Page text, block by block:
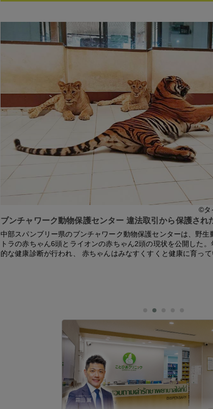
©タ
ブンチャワーク動物保護センター 違法取引から保護され
中部スパンブリー県のブンチャワーク動物保護センターは、野生
トラの赤ちゃん6頭とライオンの赤ちゃん2頭の現状を公開した
的な健康診断が行われ、 赤ちゃんはみなすくすくと健康に育って